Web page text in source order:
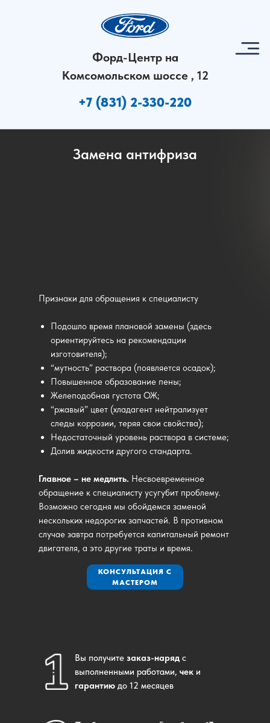
+7 (831) 2-330-220
Форд-Центр на
Комсомольском шоссе , 12
Замена антифриза
Признаки для обращения к специалисту
Подошло время плановой замены (здесь
ориентируйтесь на рекомендации
изготовителя);
“мутность” раствора (появляется осадок);
Повышенное образование пены;
Желеподобная густота ОЖ;
“ржавый” цвет (хладагент нейтрализует
следы коррозии, теряя свои свойства);
Недостаточный уровень раствора в системе;
Долив жидкости другого стандарта.
Главное – не медлить. Несвоевременное
обращение к специалисту усугубит проблему.
Возможно сегодня мы обойдемся заменой
нескольких недорогих запчастей. В противном
случае завтра потребуется капитальный ремонт
двигателя, а это другие траты и время.
КОНСУЛЬТАЦИЯ С
МАСТЕРОМ
Вы получите заказ-наряд с
выполненными работами, чек и
гарантию до 12 месяцев